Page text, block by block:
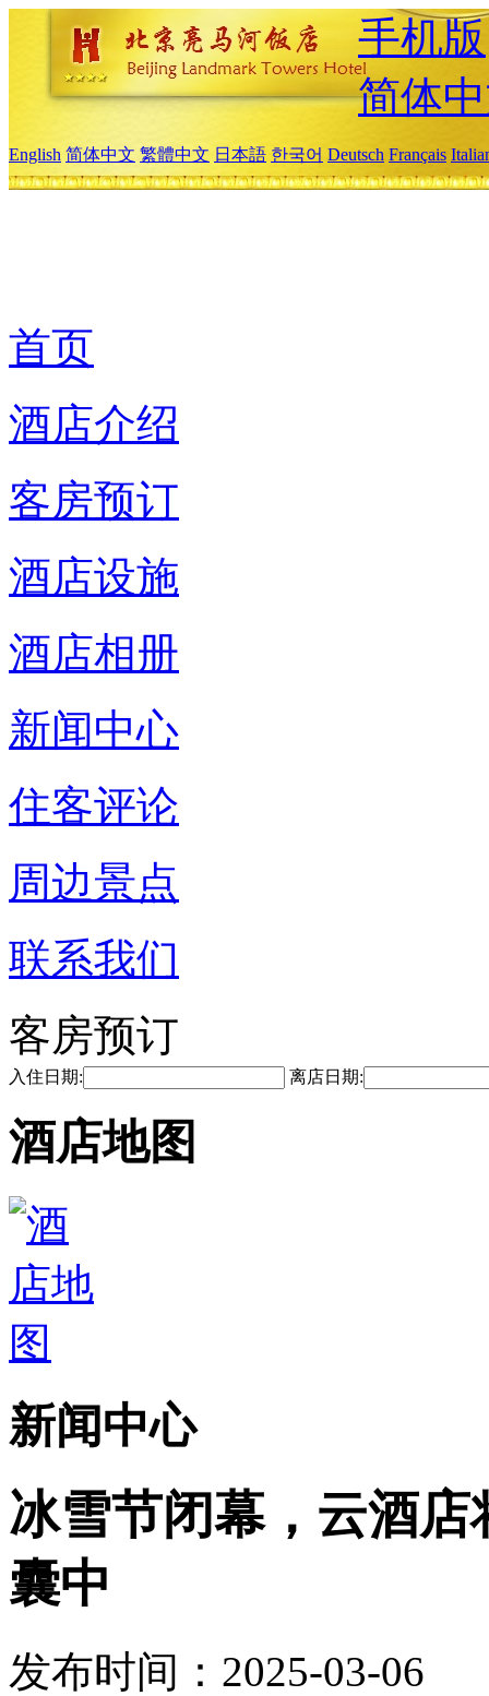
手机版
简体
English 简体中文 繁體中文 日本語 한국어 Deutsch Français
首页
酒店介绍
客房预订
酒店设施
酒店相册
新闻中心
住客评论
周边景点
联系我们
客房预订
入住日期: 离店日期:
酒店地图
新闻中心
冰雪节闭幕，云酒店
囊中
发布时间：2025-03-06